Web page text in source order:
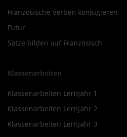
Französische Verben konjugieren
Futur
Sätze bilden auf Französisch
Klassenarbeiten
Klassenarbeiten Lernjahr 1
Klassenarbeiten Lernjahr 2
Klassenarbeiten Lernjahr 3